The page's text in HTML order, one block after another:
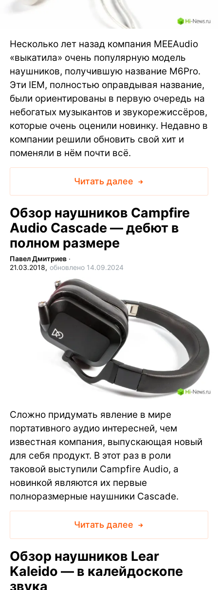
Несколько лет назад компания MEEAudio
«выкатила» очень популярную модель
наушников, получившую название M6Pro.
Эти IEM, полностью оправдывая название,
были ориентированы в первую очередь на
небогатых музыкантов и звукорежиссёров,
которые очень оценили новинку. Недавно в
компании решили обновить свой хит и
поменяли в нём почти всё.
Читать далее
Обзор наушников Campfire
Audio Cascade — дебют в
полном размере
Павел Дмитриев ∙
21.03.2018, обновлено 14.09.2024
Сложно придумать явление в мире
портативного аудио интересней, чем
известная компания, выпускающая новый
для себя продукт. В этот раз в роли
таковой выступили Campfire Audio, а
новинкой являются их первые
полноразмерные наушники Cascade.
Читать далее
Обзор наушников Lear
Kaleido — в калейдоскопе
звука